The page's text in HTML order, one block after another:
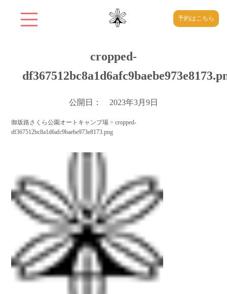
予約はこちら
cropped-
公開日： 2023年3月9日
御坂路さくら公園オートキャンプ場 >cropped-
df367512bc8a1d6afc9baebe973e8173.png